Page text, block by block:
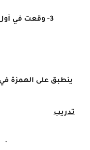
3- وقعت في أول السطر وإن كانت بين علمين . مثال : تولى الخلافة بعد أبي بكر الصديق
ينطبق على الهمزة في
تدريب
·